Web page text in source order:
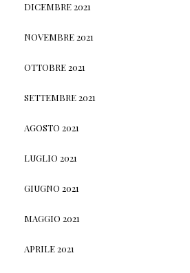
DICEMBRE 2021
NOVEMBRE 2021
OTTOBRE 2021
SETTEMBRE 2021
AGOSTO 2021
LUGLIO 2021
GIUGNO 2021
MAGGIO 2021
APRILE 2021